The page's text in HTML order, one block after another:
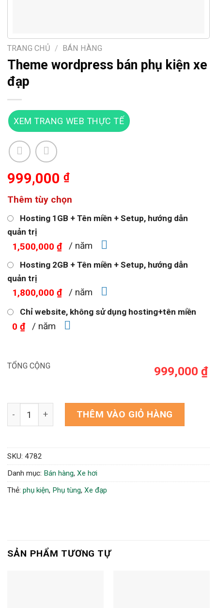
TRANG CHỦ / BÁN HÀNG
Theme wordpress bán phụ kiện xe
đạp
XEM TRANG WEB THỰC TẾ
999,000 ₫
Thêm tùy chọn
Hosting 1GB + Tên miền + Setup, hướng dẫn
quản trị
1,500,000 ₫ / năm
Hosting 2GB + Tên miền + Setup, hướng dẫn
quản trị
1,800,000 ₫ / năm
Chỉ website, không sử dụng hosting+tên miền
0 ₫ / năm
TỔNG CỘNG 999,000 ₫
Theme wordpress bán phụ kiện xe đạp số lượng
THÊM VÀO GIỎ HÀNG
SKU: 4782
Danh mục: Bán hàng, Xe hơi
Thẻ: phụ kiện, Phụ tùng, Xe đạp
SẢN PHẨM TƯƠNG TỰ